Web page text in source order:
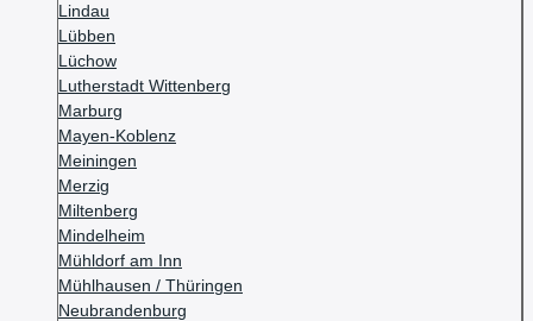
Lindau
Lübben
Lüchow
Lutherstadt Wittenberg
Marburg
Mayen-Koblenz
Meiningen
Merzig
Miltenberg
Mindelheim
Mühldorf am Inn
Mühlhausen / Thüringen
Neubrandenburg